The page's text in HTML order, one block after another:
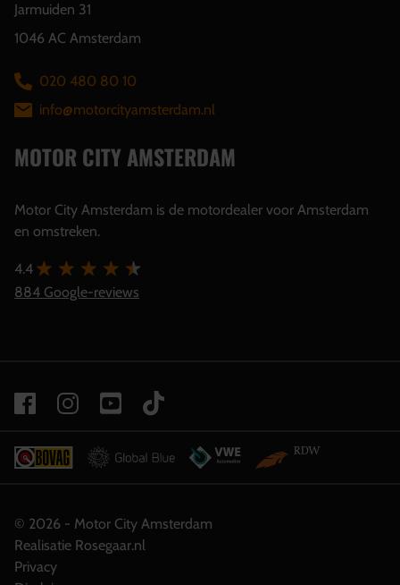
Jarmuiden 31
1046 AC Amsterdam
020 480 80 10
info@motorcityamsterdam.nl
MOTOR CITY AMSTERDAM
Motor City Amsterdam is de motordealer voor Amsterdam
en omstreken.
4.4
884 Google-reviews
© 2026 - Motor City Amsterdam
Realisatie Rosegaar.nl
Privacy